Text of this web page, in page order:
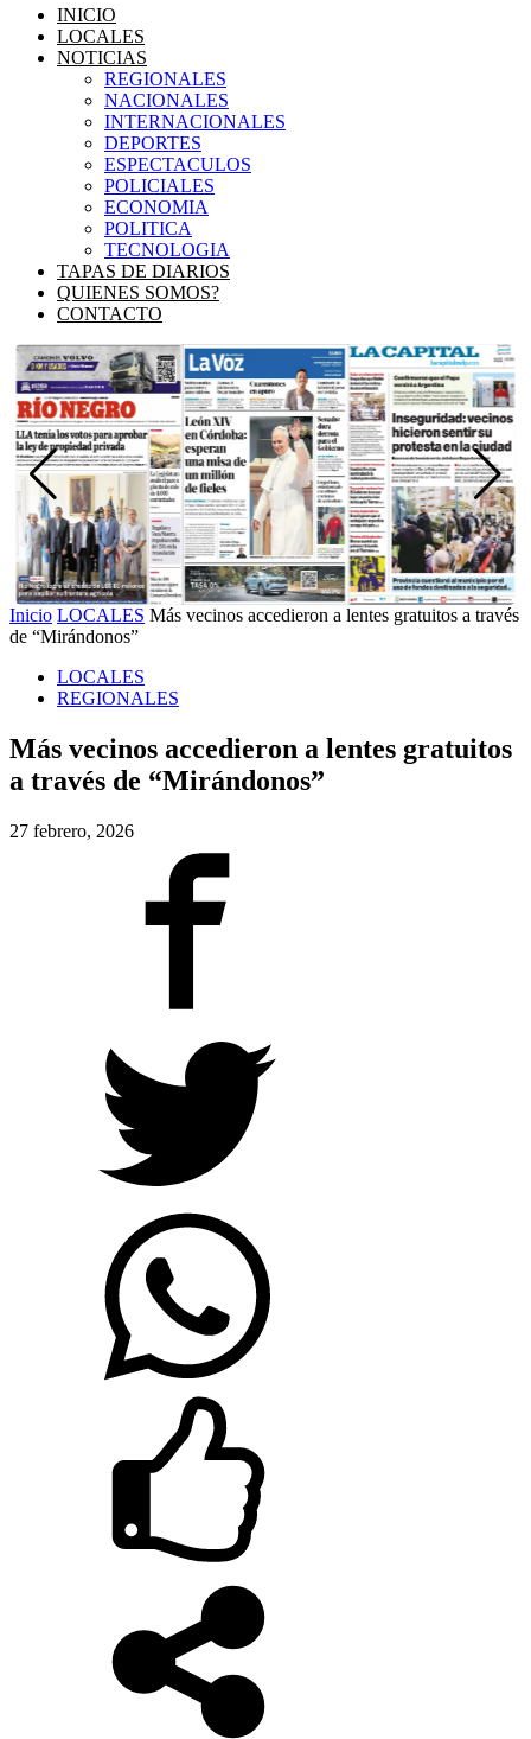
INICIO
LOCALES
NOTICIAS
REGIONALES
NACIONALES
INTERNACIONALES
DEPORTES
ESPECTACULOS
POLICIALES
ECONOMIA
POLITICA
TECNOLOGIA
TAPAS DE DIARIOS
QUIENES SOMOS?
CONTACTO
Inicio LOCALES Más vecinos accedieron a lentes gratuitos a través
de “Mirándonos”
LOCALES
REGIONALES
Más vecinos accedieron a lentes gratuitos
a través de “Mirándonos”
27 febrero, 2026